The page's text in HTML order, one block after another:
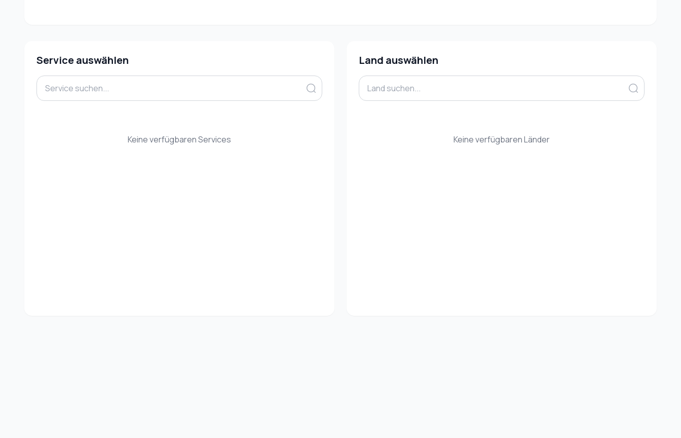
Service auswählen
Keine verfügbaren Services
Land auswählen
Keine verfügbaren Länder